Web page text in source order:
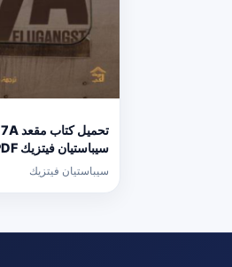
تحميل كتاب مقعد 7A
برابط مباشر
سيباستيان فيتزيك